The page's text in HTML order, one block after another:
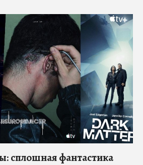
сплошная фантастика